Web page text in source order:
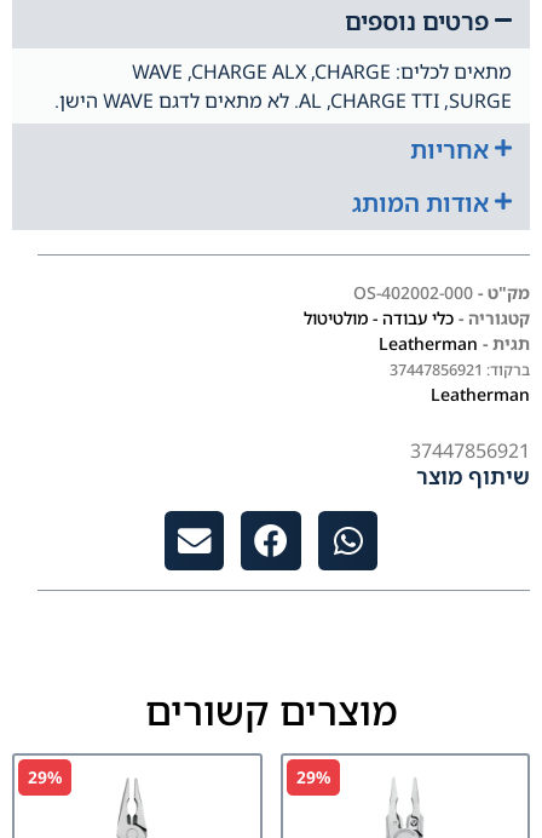
פרטים נוספים
מתאים לכלים: WAVE ,CHARGE ALX ,CHARGE
AL ,CHARGE TTI ,SURGE. לא מתאים לדגם WAVE הישן.
אחריות
אודות המותג
מק"ט - 402002-000-OS
קטגוריה - כלי עבודה - מולטיטול
תגית - Leatherman
ברקוד: 37447856921
Leatherman
37447856921
שיתוף מוצר
מוצרים קשורים
29%
29%